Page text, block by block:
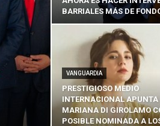
BARRIALES MÁS DE
VANGUARDIA
PRESTIGIOSO MEDIO
INTERNACIONAL APUNTA
MARIANA DI GIROLAMO
POSIBLE NOMINADA A